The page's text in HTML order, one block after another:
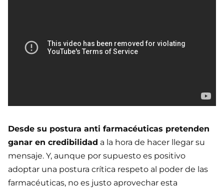
Desde su postura anti farmacéuticas pretenden
ganar en credibilidad a la hora de hacer llegar su
mensaje. Y, aunque por supuesto es positivo
adoptar una postura crítica respeto al poder de las
farmacéuticas, no es justo aprovechar esta